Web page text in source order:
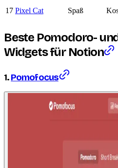
17 Pixel Cat Spaß
Beste Pomodoro-
Widgets für Notion
1.Pomofocus